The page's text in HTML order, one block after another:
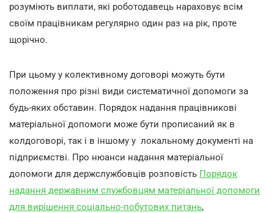
розуміють виплати, які роботодавець нараховує всім
своїм працівникам регулярно один раз на рік, проте
щорічно.
При цьому у колективному договорі можуть бути
положення про різні види систематичної допомоги за
будь-яких обставин. Порядок надання працівникові
матеріальної допомоги може бути прописаний як в
колдоговорі, так і в іншому у локальному документі на
підприємстві. Про нюанси надання матеріальної
допомоги для держслужбовців розповість Порядок
надання державним службовцям матеріальної допомоги
для вирішення соціально-побутових питань,